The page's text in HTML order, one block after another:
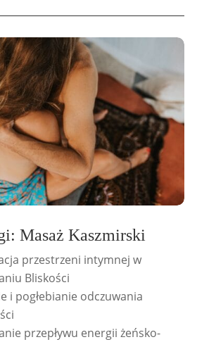
Masaż Kaszmirski
przestrzeni intymnej w
Bliskości
i pogłebianie odczuwania
przepływu energii żeńsko-